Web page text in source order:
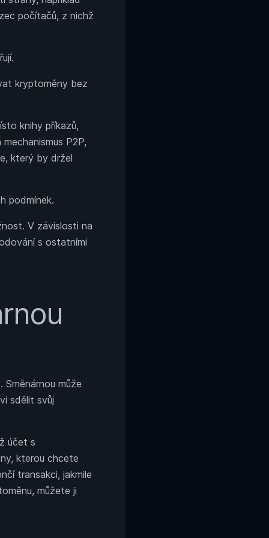
počítačů, z nichž
kryptoměny bez
knihy příkazů,
P2P,
který by držel
podmínek.
V závislosti na
s ostatními
Směnárnou může
sdělit svůj
účet s
kterou chcete
transakci, jakmile
můžete ji